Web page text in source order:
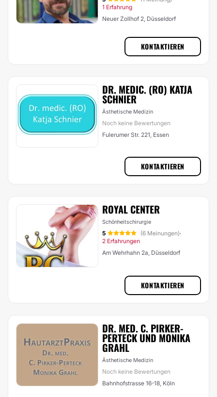
1 Erfahrung
Neuer Zollhof 2, Düsseldorf
KONTAKTIEREN
DR. MEDIC. (RO) KATJA
SCHNIER
Ästhetische Medizin
Noch keine Bewertungen
Fulerumer Str. 221, Essen
KONTAKTIEREN
ROYAL CENTER
Schönheitschirurgie
5 (6 Meinungen)·
2 Erfahrungen
Am Wehrhahn 2a, Düsseldorf
KONTAKTIEREN
DR. MED. C. PIRKER-
PERTECK UND MONIKA
GRAHL
Ästhetische Medizin
Noch keine Bewertungen
Bahnhofstrasse 16-18, Köln